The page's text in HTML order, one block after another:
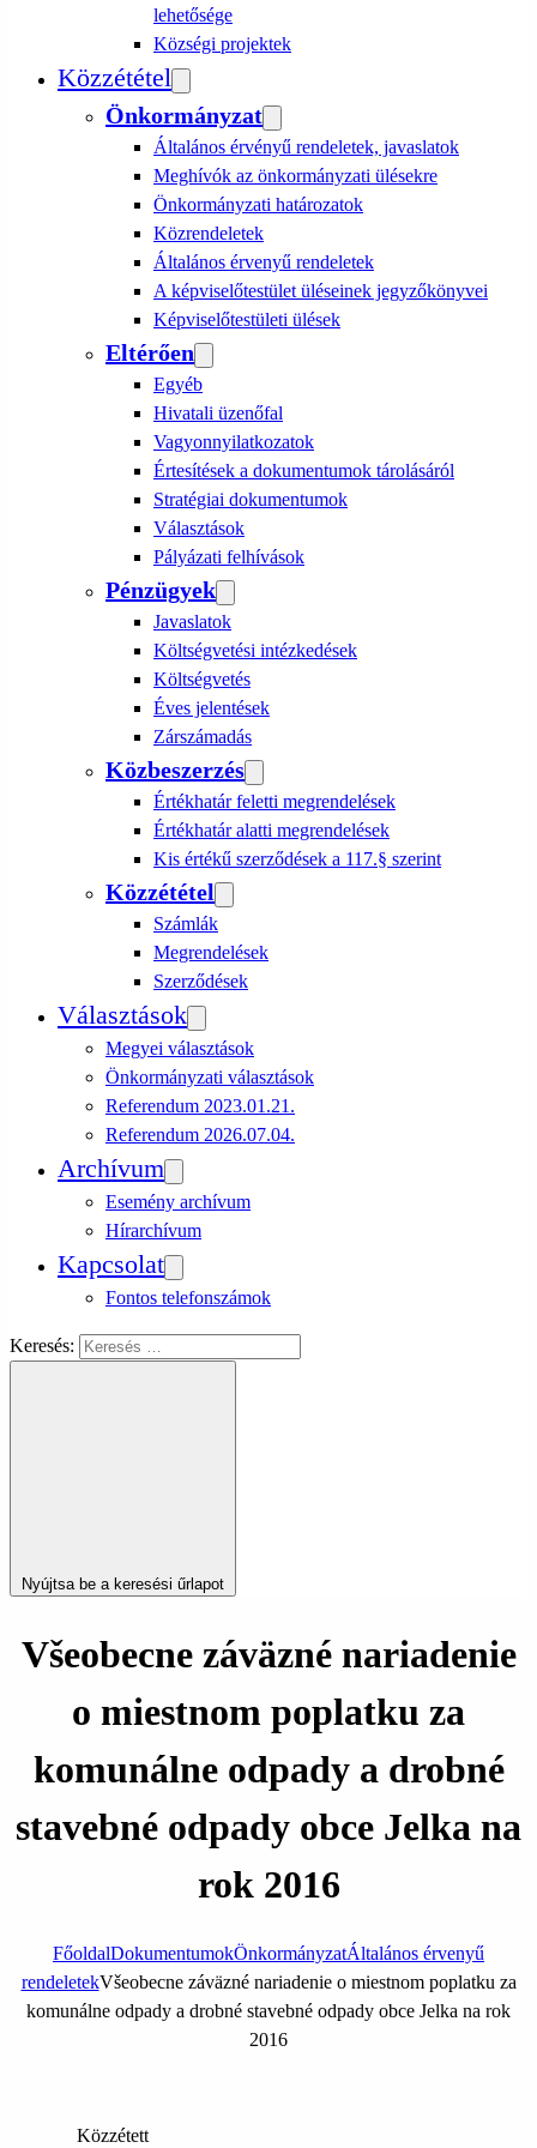
lehetősége
Községi projektek
Közzététel
Önkormányzat
Általános érvényű rendeletek, javaslatok
Meghívók az önkormányzati ülésekre
Önkormányzati határozatok
Közrendeletek
Általános érvenyű rendeletek
A képviselőtestület üléseinek jegyzőkönyvei
Képviselőtestületi ülések
Eltérően
Egyéb
Hivatali üzenőfal
Vagyonnyilatkozatok
Értesítések a dokumentumok tárolásáról
Stratégiai dokumentumok
Választások
Pályázati felhívások
Pénzügyek
Javaslatok
Költségvetési intézkedések
Költségvetés
Éves jelentések
Zárszámadás
Közbeszerzés
Értékhatár feletti megrendelések
Értékhatár alatti megrendelések
Kis értékű szerződések a 117.§ szerint
Közzététel
Számlák
Megrendelések
Szerződések
Választások
Megyei választások
Önkormányzati választások
Referendum 2023.01.21.
Referendum 2026.07.04.
Archívum
Esemény archívum
Hírarchívum
Kapcsolat
Fontos telefonszámok
Keresés:
Nyújtsa be a keresési űrlapot
Všeobecne záväzné nariadenie
o miestnom poplatku za
komunálne odpady a drobné
stavebné odpady obce Jelka na
rok 2016
FőoldalDokumentumokÖnkormányzatÁltalános érvenyű
rendeletekVšeobecne záväzné nariadenie o miestnom poplatku za
komunálne odpady a drobné stavebné odpady obce Jelka na rok
2016
Közzétett